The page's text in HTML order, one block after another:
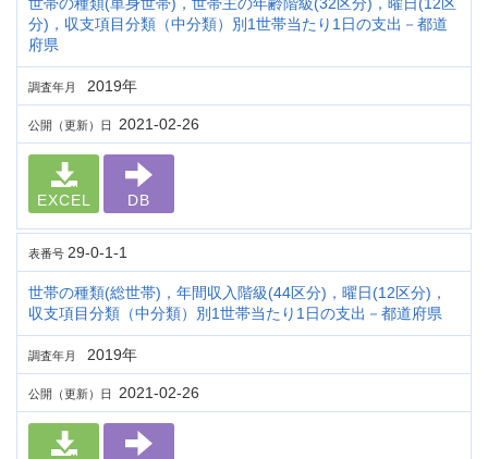
世帯の種類(単身世帯)，世帯主の年齢階級(32区分)，曜日(12区
分)，収支項目分類（中分類）別1世帯当たり1日の支出－都道
府県
調査年月 2019年
公開（更新）日 2021-02-26
EXCEL DB
表番号 29-0-1-1
世帯の種類(総世帯)，年間収入階級(44区分)，曜日(12区分)，
収支項目分類（中分類）別1世帯当たり1日の支出－都道府県
調査年月 2019年
公開（更新）日 2021-02-26